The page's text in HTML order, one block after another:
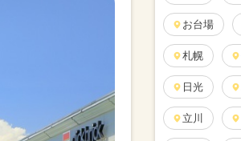
お台場
札幌
日光
立川